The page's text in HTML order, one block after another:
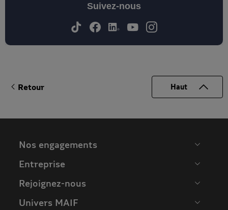
Suivez-nous
Retour Haut
Nos engagements
Entreprise
Rejoignez-nous
Univers MAIF